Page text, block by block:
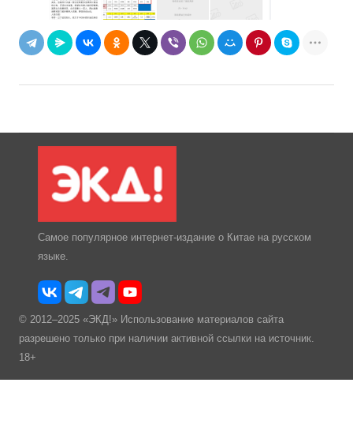
Самое популярное интернет-издание о Китае на русском
языке.
© 2012–2025 «ЭКД!» Использование материалов сайта
разрешено только при наличии активной ссылки на источник.
18+